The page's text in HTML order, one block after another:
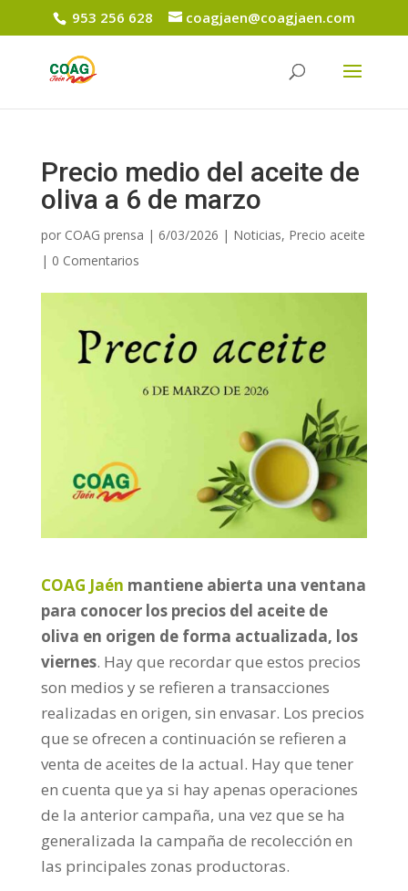
953 256 628 coagjaen@coagjaen.com
Precio medio del aceite de
oliva a 6 de marzo
por COAG prensa | 6/03/2026 | Noticias, Precio aceite
| 0 Comentarios
COAG Jaén mantiene abierta una ventana
para conocer los precios del aceite de
oliva en origen de forma actualizada, los
viernes. Hay que recordar que estos precios
son medios y se refieren a transacciones
realizadas en origen, sin envasar. Los precios
que se ofrecen a continuación se refieren a
venta de aceites de la actual. Hay que tener
en cuenta que ya si hay apenas operaciones
de la anterior campaña, una vez que se ha
generalizada la campaña de recolección en
las principales zonas productoras.